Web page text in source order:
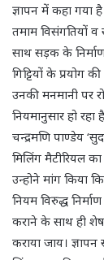
ज्ञापन में कहा गया है
तमाम विसंगतियों
साथ सड़क के
गिट्टियों के प्रयोग
उनकी मनमानी पर
नियमानुसार हो
चन्द्रमणि पाण्डेय
मिलिंग मैटीरियल
उन्होने मांग किया
नियम विरुद्ध
कराने के साथ ही शेष
कराया जाय। ज्ञापन